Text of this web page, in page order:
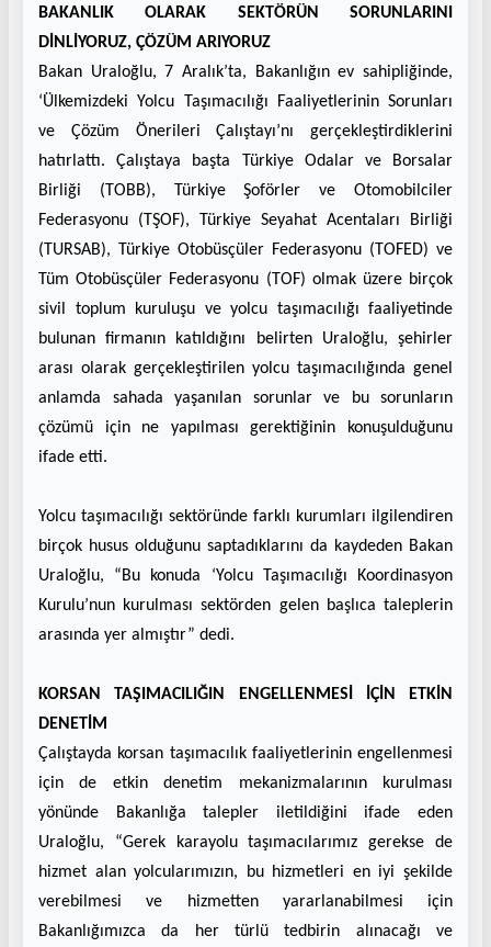
BAKANLIK OLARAK SEKTÖRÜN SORUNLARINI
DİNLİYORUZ, ÇÖZÜM ARIYORUZ
Bakan Uraloğlu, 7 Aralık’ta, Bakanlığın ev sahipliğinde,
‘Ülkemizdeki Yolcu Taşımacılığı Faaliyetlerinin Sorunları
ve Çözüm Önerileri Çalıştayı’nı gerçekleştirdiklerini
hatırlattı. Çalıştaya başta Türkiye Odalar ve Borsalar
Birliği (TOBB), Türkiye Şoförler ve Otomobilciler
Federasyonu (TŞOF), Türkiye Seyahat Acentaları Birliği
(TURSAB), Türkiye Otobüsçüler Federasyonu (TOFED) ve
Tüm Otobüsçüler Federasyonu (TOF) olmak üzere birçok
sivil toplum kuruluşu ve yolcu taşımacılığı faaliyetinde
bulunan firmanın katıldığını belirten Uraloğlu, şehirler
arası olarak gerçekleştirilen yolcu taşımacılığında genel
anlamda sahada yaşanılan sorunlar ve bu sorunların
çözümü için ne yapılması gerektiğinin konuşulduğunu
ifade etti.
Yolcu taşımacılığı sektöründe farklı kurumları ilgilendiren
birçok husus olduğunu saptadıklarını da kaydeden Bakan
Uraloğlu, “Bu konuda ‘Yolcu Taşımacılığı Koordinasyon
Kurulu’nun kurulması sektörden gelen başlıca taleplerin
arasında yer almıştır” dedi.
KORSAN TAŞIMACILIĞIN ENGELLENMESİ İÇİN ETKİN
DENETİM
Çalıştayda korsan taşımacılık faaliyetlerinin engellenmesi
için de etkin denetim mekanizmalarının kurulması
yönünde Bakanlığa talepler iletildiğini ifade eden
Uraloğlu, “Gerek karayolu taşımacılarımız gerekse de
hizmet alan yolcularımızın, bu hizmetleri en iyi şekilde
verebilmesi ve hizmetten yararlanabilmesi için
Bakanlığımızca da her türlü tedbirin alınacağı ve